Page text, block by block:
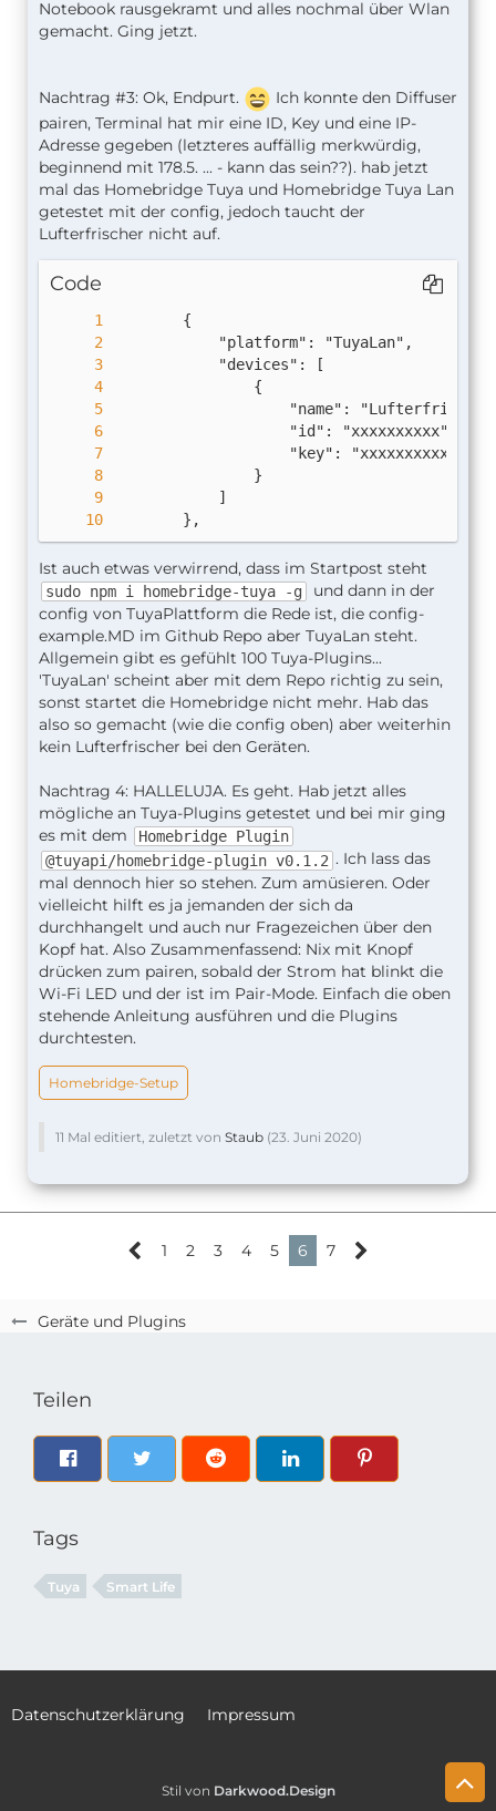
Geräte und Plugins
Notebook rausgekramt und alles nochmal über Wlan
gemacht. Ging jetzt.
Nachtrag #3: Ok, Endpurt.
Ich konnte den Diffuser
pairen, Terminal hat mir eine ID, Key und eine IP-
Adresse gegeben (letzteres auffällig merkwürdig,
beginnend mit 178.5. ... - kann das sein??). hab jetzt
mal das Homebridge Tuya und Homebridge Tuya Lan
getestet mit der config, jedoch taucht der
Lufterfrischer nicht auf.
Code
        },
Ist auch etwas verwirrend, dass im Startpost steht
sudo npm i homebridge-tuya -g
und dann in der
config von TuyaPlattform die Rede ist, die config-
example.MD im Github Repo aber TuyaLan steht.
Allgemein gibt es gefühlt 100 Tuya-Plugins...
'TuyaLan' scheint aber mit dem Repo richtig zu sein,
sonst startet die Homebridge nicht mehr. Hab das
also so gemacht (wie die config oben) aber weiterhin
kein Lufterfrischer bei den Geräten.
Nachtrag 4: HALLELUJA. Es geht. Hab jetzt alles
mögliche an Tuya-Plugins getestet und bei mir ging
es mit dem
Homebridge Plugin
@tuyapi/homebridge-plugin v0.1.2 . Ich lass das
mal dennoch hier so stehen. Zum amüsieren. Oder
vielleicht hilft es ja jemanden der sich da
durchhangelt und auch nur Fragezeichen über den
Kopf hat. Also Zusammenfassend: Nix mit Knopf
drücken zum pairen, sobald der Strom hat blinkt die
Wi-Fi LED und der ist im Pair-Mode. Einfach die oben
stehende Anleitung ausführen und die Plugins
durchtesten.
Homebridge-Setup
11 Mal editiert, zuletzt von Staub (23. Juni 2020)
1 2 3 4 5 6 7
Teilen
Tags
Tuya Smart Life
Datenschutzerklärung Impressum
Stil von Darkwood.Design